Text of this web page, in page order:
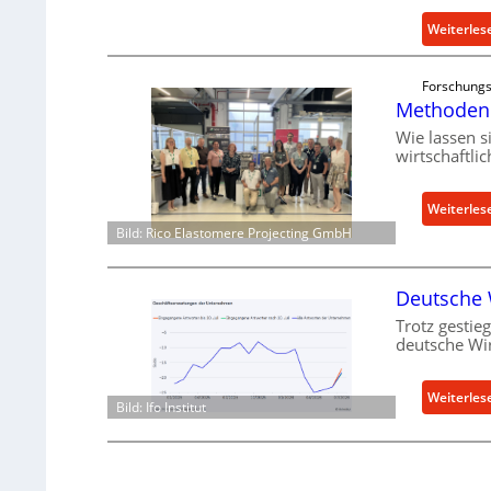
Bild: Rico Elastomere Projecting GmbH
Wie lassen
Bild: Ifo Institut
Deutsche
Trotz
deutsche